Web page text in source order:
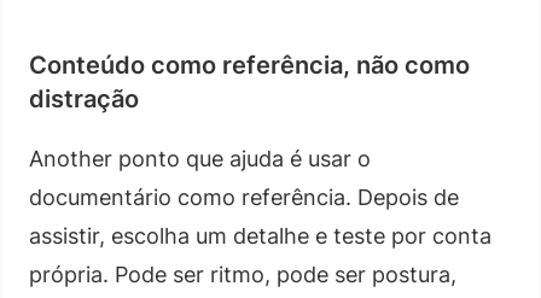
Conteúdo como referência, não como
distração
Another ponto que ajuda é usar o
documentário como referência. Depois de
assistir, escolha um detalhe e teste por conta
própria. Pode ser ritmo, pode ser postura,